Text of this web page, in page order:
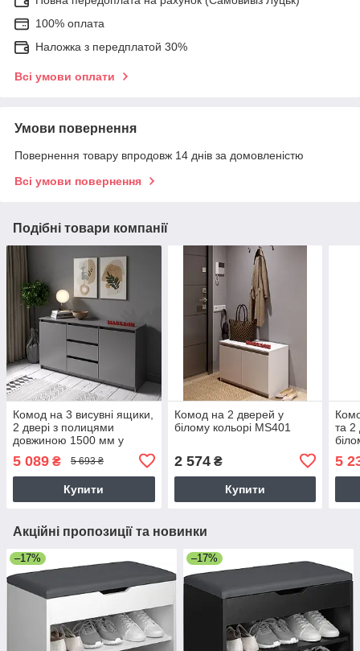
100% оплата
Наложка з передплатой 30%
Всі умови оплати
Умови повернення
Повернення товару впродовж 14 днів за домовленістю
Всі умови повернення
Подібні товари компанії
Комод на 3 висувні ящики,
2 двері з полицями
довжиною 1500 мм у
сірому кольорі антрацит
MS305
5 089 ₴ 5 693 ₴
Купити
Комод на 2 дверей у
білому кольорі MS401
2 574₴
Купити
та 2
5
Акційні пропозиції та новинки
–17% –17%